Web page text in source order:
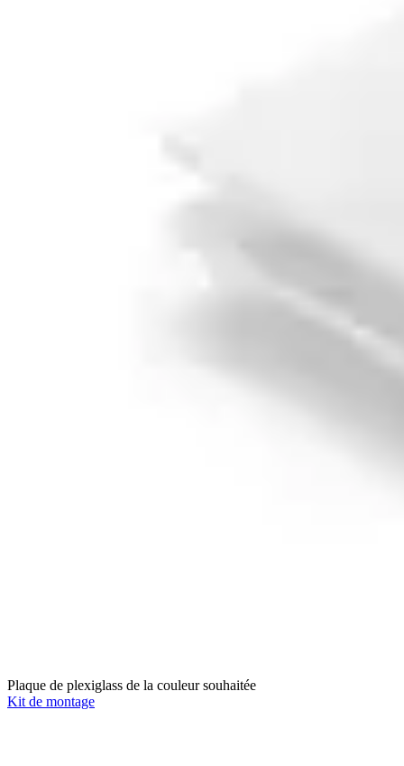
Plaque de plexiglass de la couleur souhaitée
Kit de montage